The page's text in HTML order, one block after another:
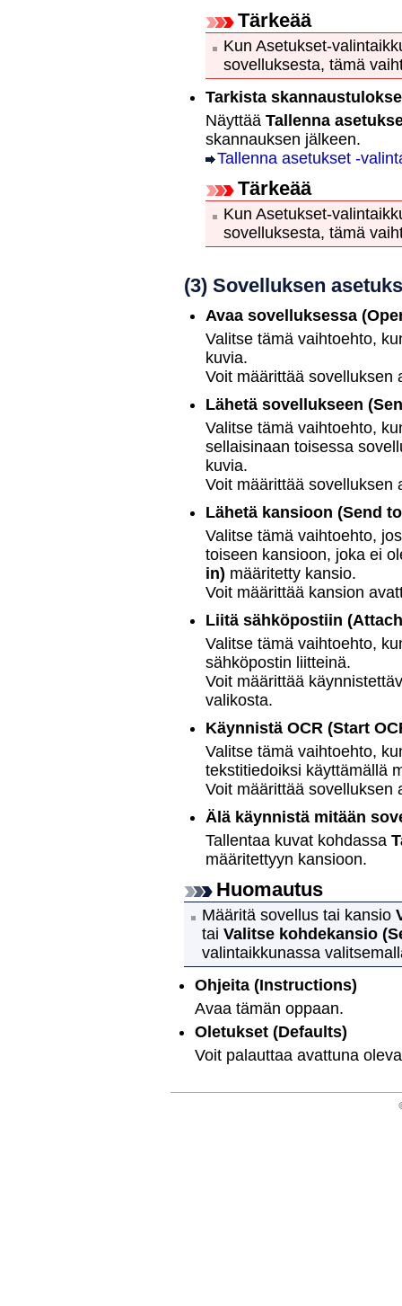
Tärkeää
Kun Asetukset-
sovelluksesta, tämä
Tarkista
Näyttää Tallenna
skannauksen jälkeen.
Tallenna asetukset -
Tärkeää
Kun Asetukset-
sovelluksesta, tämä
(3) Sovelluksen
Avaa sovelluksessa
Valitse tämä vaihtoehto,
kuvia.
Voit määrittää sovelluksen
Lähetä sovellukseen
Valitse tämä vaihtoehto,
sellaisinaan toisessa
kuvia.
Voit määrittää sovelluksen
Lähetä kansioon (Send
Valitse tämä vaihtoehto,
toiseen kansioon, joka ei
in) määritetty kansio.
Voit määrittää kansion
Liitä sähköpostiin
Valitse tämä vaihtoehto,
sähköpostin liitteinä.
Voit määrittää
valikosta.
Käynnistä OCR (Start
Valitse tämä vaihtoehto,
tekstitiedoiksi käyttämällä
Voit määrittää sovelluksen
Älä käynnistä mitään
Tallentaa kuvat kohdassa
määritettyyn kansioon.
Huomautus
Määritä sovellus tai kansio
tai Valitse kohdekansio
valintaikkunassa
Ohjeita (Instructions)
Avaa tämän oppaan.
Oletukset (Defaults)
Voit palauttaa avattuna